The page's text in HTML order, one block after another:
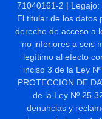
71040161-2 |
El titular de los datos
derecho de acceso a
no inferiores a seis
legítimo al efecto
inciso 3 de la Ley
PROTECCION DE
de la Ley Nº
denuncias y